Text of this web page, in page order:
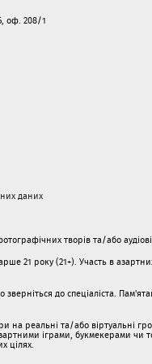
оф. 208/1
даних
творів та/або
21 року (21+). Участь в
до спеціаліста.
на реальні та/або віртуальні
іграми, букмекерами
цілях.